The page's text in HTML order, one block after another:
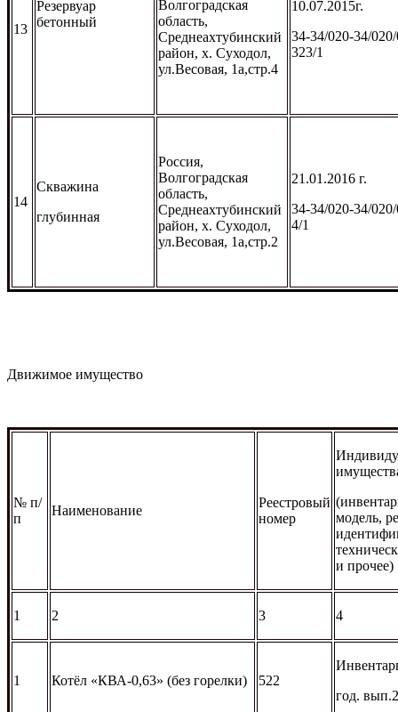
13
Резервуар
бетонный
Волгоградская
область,
Среднеахтубинский
район, х. Суходол,
ул.Весовая, 1а,стр.4
10.07.2015г.
34-34/020-34/
323/1
14
Скважина
глубинная
Россия,
Волгоградская
область,
Среднеахтубинский
район, х. Суходол,
ул.Весовая, 1а,стр.2
21.01.2016 г.
34-34/020-34/
4/1
Движимое имущество
№ п/
п
Наименование
Реестровый
номер
модель,
и прочее)
1 2 3 4
1 Котёл «КВА-0,63» (без горелки) 522
год.